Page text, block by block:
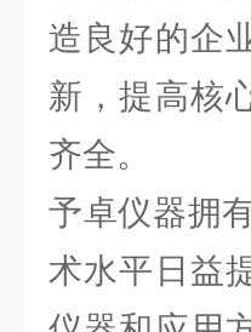
造良好的企
新，提高核
齐全。
予卓仪器拥
术水平日益